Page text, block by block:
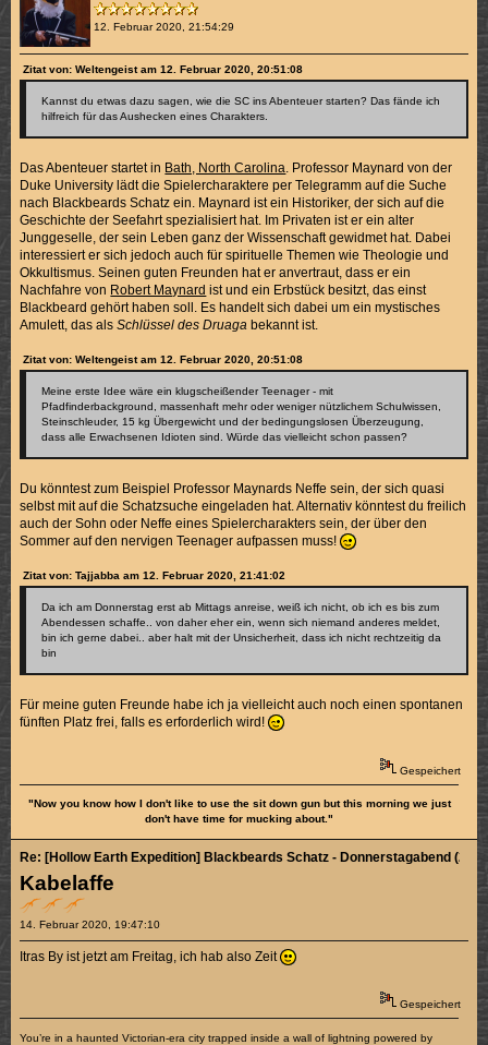
12. Februar 2020, 21:54:29
Zitat von: Weltengeist am 12. Februar 2020, 20:51:08
Kannst du etwas dazu sagen, wie die SC ins Abenteuer starten? Das fände ich
hilfreich für das Aushecken eines Charakters.
Das Abenteuer startet in Bath, North Carolina. Professor Maynard von der
Duke University lädt die Spielercharaktere per Telegramm auf die Suche
nach Blackbeards Schatz ein. Maynard ist ein Historiker, der sich auf die
Geschichte der Seefahrt spezialisiert hat. Im Privaten ist er ein alter
Junggeselle, der sein Leben ganz der Wissenschaft gewidmet hat. Dabei
interessiert er sich jedoch auch für spirituelle Themen wie Theologie und
Okkultismus. Seinen guten Freunden hat er anvertraut, dass er ein
Nachfahre von Robert Maynard ist und ein Erbstück besitzt, das einst
Blackbeard gehört haben soll. Es handelt sich dabei um ein mystisches
Amulett, das alsSchlüssel des Druaga bekannt ist.
Zitat von: Weltengeist am 12. Februar 2020, 20:51:08
Meine erste Idee wäre ein klugscheißender Teenager - mit
Pfadfinderbackground, massenhaft mehr oder weniger nützlichem Schulwissen,
Steinschleuder, 15 kg Übergewicht und der bedingungslosen Überzeugung,
dass alle Erwachsenen Idioten sind. Würde das vielleicht schon passen?
Du könntest zum Beispiel Professor Maynards Neffe sein, der sich quasi
selbst mit auf die Schatzsuche eingeladen hat. Alternativ könntest du freilich
auch der Sohn oder Neffe eines Spielercharakters sein, der über den
Sommer auf den nervigen Teenager aufpassen muss!
Zitat von: Tajjabba am 12. Februar 2020, 21:41:02
Da ich am Donnerstag erst ab Mittags anreise, weiß ich nicht, ob ich es bis zum
Abendessen schaffe.. von daher eher ein, wenn sich niemand anderes meldet,
bin ich gerne dabei.. aber halt mit der Unsicherheit, dass ich nicht rechtzeitig da
bin
Für meine guten Freunde habe ich ja vielleicht auch noch einen spontanen
fünften Platz frei, falls es erforderlich wird!
Gespeichert
"Now you know how I don't like to use the sit down gun but this morning we just
don't have time for mucking about."
Kabelaffe
14. Februar 2020, 19:47:10
Re: [Hollow Earth Expedition] Blackbeards Schatz - Donnerstagabend (2/4)
Itras By ist jetzt am Freitag, ich hab also Zeit
Gespeichert
You’re in a haunted Victorian-era city trapped inside a wall of lightning powered by